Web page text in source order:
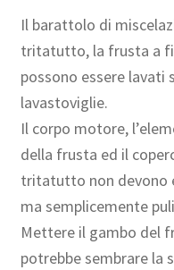
Il barattolo di
tritatutto, la frusta a
possono essere lavati
lavastoviglie.
Il corpo motore,
della frusta ed il
tritatutto non devono
ma semplicemente
Mettere il gambo del
potrebbe sembrare la